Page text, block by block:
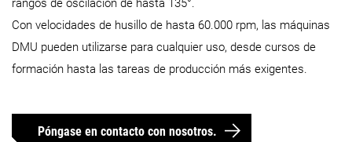
Diámetro máx. de la pieza
Máx. altura de la pieza de
trabajo
Peso máximo de la pieza
220 mm
rangos de oscilación de hasta 135°.
Con velocidades de husillo de hasta 60.000 rpm, las máquinas
DMU pueden utilizarse para cualquier uso, desde cursos de
formación hasta las tareas de producción más exigentes.
Póngase en contacto con nosotros.